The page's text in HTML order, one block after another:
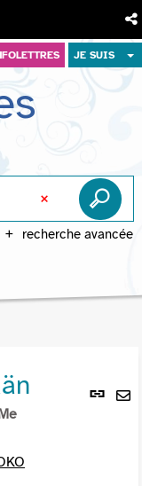
JE SUIS
recherche avancée
Lien